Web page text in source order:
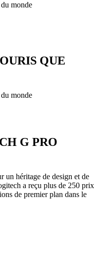
monde
QUE
monde
G PRO
un héritage de design et de
a reçu plus de 250 prix
de premier plan dans le